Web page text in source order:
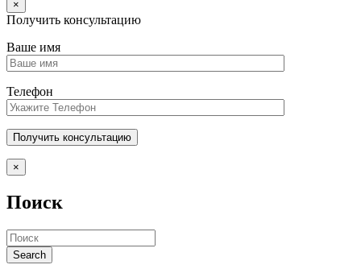
×
Получить консультацию
Ваше имя
Телефон
×
Поиск